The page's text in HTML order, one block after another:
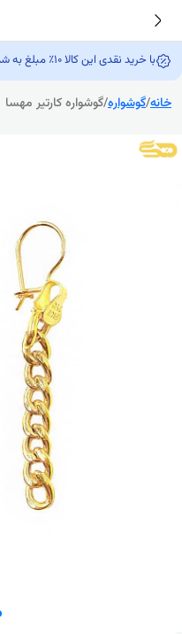
با خرید نقدی این کالا 10٪ مبلغ به شما بازگشت داده میشه !!!
خانه/گوشواره/گوشواره کارتیر مهسا